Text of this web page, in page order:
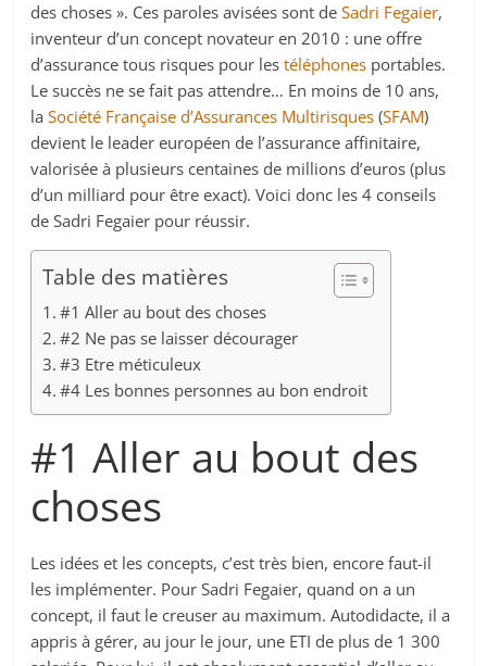
des choses ». Ces paroles avisées sont deSadri Fegaier,
inventeur d’un concept novateur en 2010 : une offre
d’assurance tous risques pour lestéléphones portables.
Le succès ne se fait pas attendre… En moins de 10 ans,
laSociété Française d’Assurances Multirisques (SFAM)
devient le leader européen de l’assurance affinitaire,
valorisée à plusieurs centaines de millions d’euros (plus
d’un milliard pour être exact). Voici donc les 4 conseils
de Sadri Fegaier pour réussir.
Table des matières
#1 Aller au bout des choses
#2 Ne pas se laisser décourager
#3 Etre méticuleux
#4 Les bonnes personnes au bon endroit
#1 Aller au bout des
choses
Les idées et les concepts, c’est très bien, encore faut-il
les implémenter. Pour Sadri Fegaier, quand on a un
concept, il faut le creuser au maximum. Autodidacte, il a
appris à gérer, au jour le jour, une ETI de plus de 1 300